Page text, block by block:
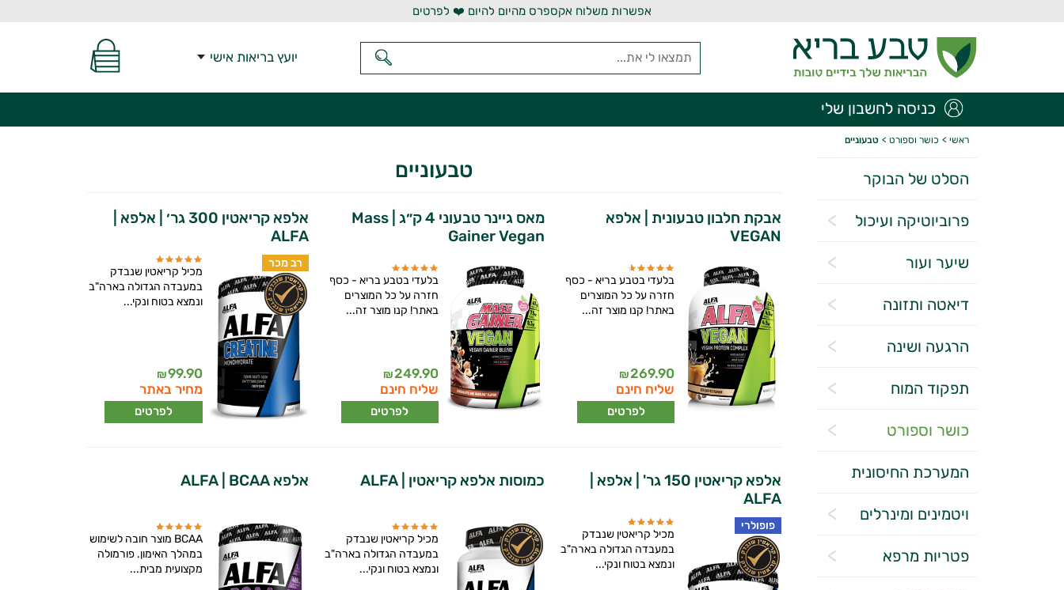
אפשרות משלוח אקספרס מהיום להיום ❤️ לפרטים
יועץ בריאות אישי
כניסה לחשבון שלי
ראשי > כושר וספורט > טבעוניים
הסלט של הבוקר
פרוביוטיקה ועיכול
שיער ועור
דיאטה ותזונה
הרגעה ושינה
תפקוד המוח
כושר וספורט
המערכת החיסונית
ויטמינים ומינרלים
פטריות מרפא
טבעוניים
אבקת חלבון טבעונית | אלפא
VEGAN
בלעדי בטבע בריא - כסף
חזרה על כל המוצרים
באתר! קנו מוצר זה...
269.90
₪
שליח חינם
לפרטים
מאס גיינר טבעוני 4 ק״ג | Mass
Gainer Vegan
בלעדי בטבע בריא - כסף
חזרה על כל המוצרים
באתר! קנו מוצר זה...
249.90
₪
שליח חינם
לפרטים
אלפא קריאטין 300 גר׳ | אלפא |
ALFA
רב מכר
מכיל קריאטין שנבדק
במעבדה הגדולה בארה"ב
ונמצא בטוח ונקי...
99.90
₪
מחיר באתר
לפרטים
אלפא קריאטין 150 גר' | אלפא |
ALFA
פופולרי
מכיל קריאטין שנבדק
במעבדה הגדולה בארה"ב
ונמצא בטוח ונקי...
כמוסות אלפא קריאטין | ALFA
מכיל קריאטין שנבדק
במעבדה הגדולה בארה"ב
ונמצא בטוח ונקי...
אלפא ALFA | BCAA
BCAA מוצר חובה לשימוש
במהלך האימון. פורמולה
מקצועית מבית...